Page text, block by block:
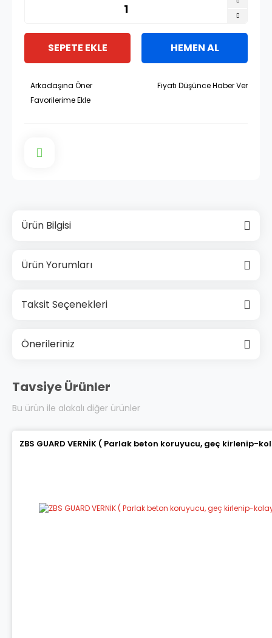
SEPETE EKLE HEMEN AL
Arkadaşına Öner Fiyatı Düşünce Haber Ver
Ürün Bilgisi
Ürün Yorumları
Taksit Seçenekleri
Önerileriniz
Tavsiye Ürünler
Bu ürün ile alakalı diğer ürünler
ZBS GUARD VERNİK ( Parlak beton koruyucu, geç kirlenip-